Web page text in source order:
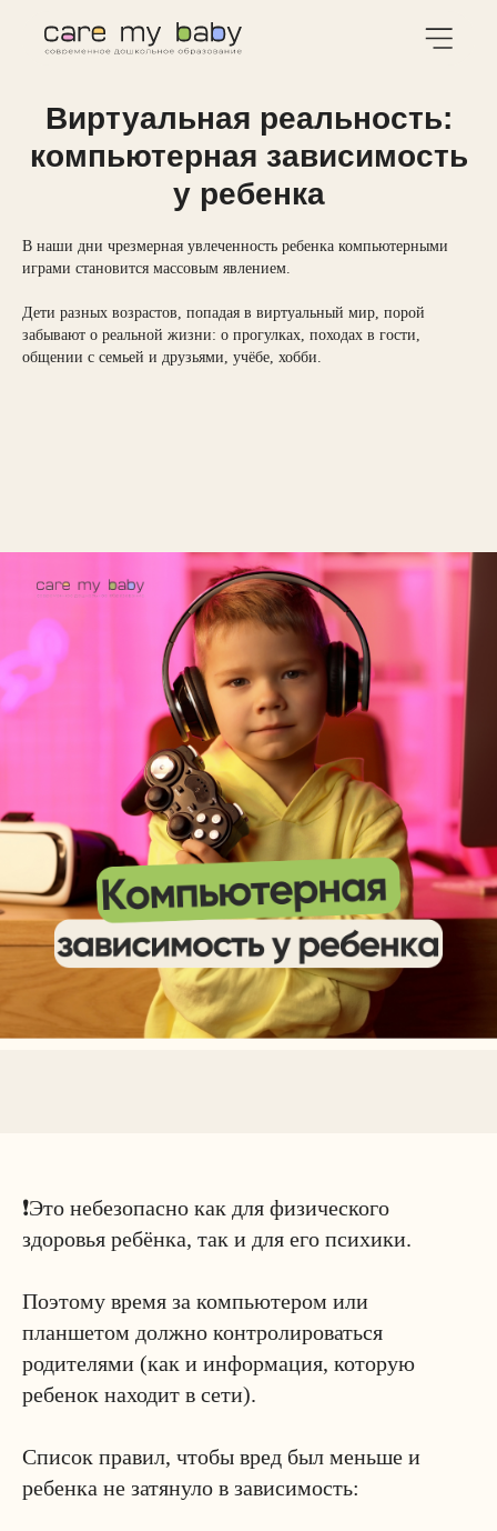
Виртуальная реальность:
компьютерная зависимость
у ребенка
В наши дни чрезмерная увлеченность ребенка компьютерными
играми становится массовым явлением.
Дети разных возрастов, попадая в виртуальный мир, порой
забывают о реальной жизни: о прогулках, походах в гости,
общении с семьей и друзьями, учёбе, хобби.
❗️Это небезопасно как для физического
здоровья ребёнка, так и для его психики.
Поэтому время за компьютером или
планшетом должно контролироваться
родителями (как и информация, которую
ребенок находит в сети).
Список правил, чтобы вред был меньше и
ребенка не затянуло в зависимость: